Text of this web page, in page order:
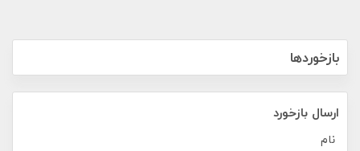
بازخوردها
ارسال بازخورد
نام